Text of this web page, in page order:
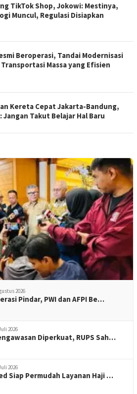
TikTok Shop, Jokowi: Mestinya,
Muncul, Regulasi Disiapkan
Beroperasi, Tandai Modernisasi
Massa yang Efisien
Kereta Cepat Jakarta-Bandung,
Jangan Takut Belajar Hal Baru
2026
Pindar, PWI dan AFPI Be…
2026
Diperkuat, RUPS Sah…
2026
Siap Permudah Layanan Haji …